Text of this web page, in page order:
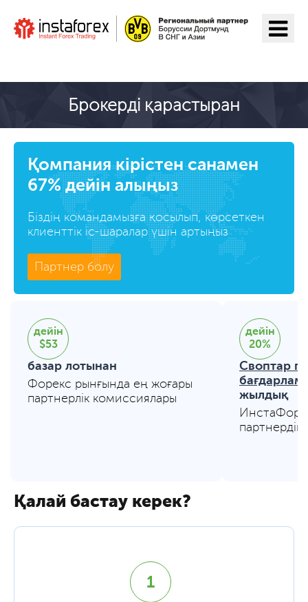
Брокерді қарастыран
Қомпания кірістен санамен
67% дейін алыңыз
Біздің командамызға қосылып, көрсеткен
клиенттік іс-шаралар үшін артыңыз
Партнер болу
дейін
$53
базар лотынан
Форекс рынғында ең жоғары
партнерлік комиссиялары
дейін
20%
Своптар
жылдық
партнердік
Қалай бастау керек?
1